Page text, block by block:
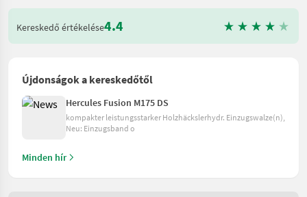
Kereskedő értékelése4.4
Újdonságok a kereskedőtől
Hercules Fusion M175 DS
kompakter leistungsstarker Holzhäckslerhydr. Einzugswalze(n),
Neu: Einzugsband o
Minden hír